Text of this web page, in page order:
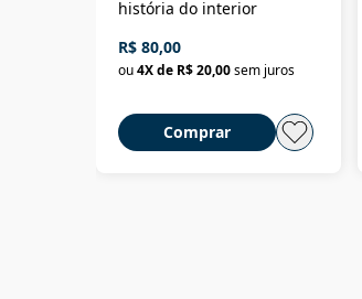
história do interior
R$ 80,00
ou4X de R$ 20,00sem juros
Comprar